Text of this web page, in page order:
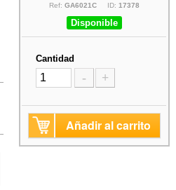
Ref: GA6021CID: 17378
Disponible
Cantidad
- +
Añadir al carrito